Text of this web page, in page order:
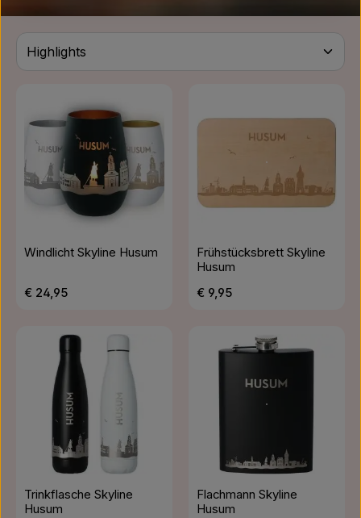
Windlicht Skyline Husum
Regulärer Preis:
€ 24,95
Frühstücksbrett Skyline
Husum
Regulärer Preis:
€ 9,95
Trinkflasche Skyline
Husum
Flachmann Skyline
Husum